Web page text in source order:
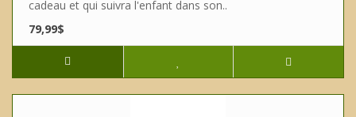
cadeau et qui suivra l'enfant dans son..
79,99$